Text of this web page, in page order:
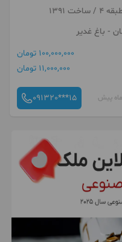
- باغ غدیر
100,000,000 تومان
11,000,000 تومان
091320***15